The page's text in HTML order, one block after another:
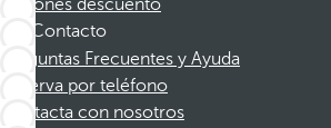
Cupones descuento
Contacto
Preguntas Frecuentes y Ayuda
Reserva por teléfono
Contacta con nosotros